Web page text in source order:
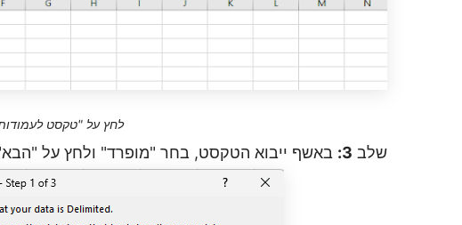
לחץ על "טקסט
שלב 3: באשף ייבוא הטקסט, בחר "מופרד" ולחץ על "הבא